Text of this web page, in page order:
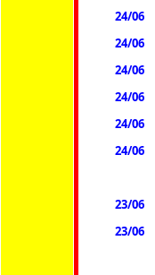
24/06
24/06
24/06
24/06
24/06
24/06
23/06
23/06